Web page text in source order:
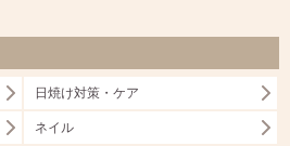
日焼け対策・ケア
ネイル